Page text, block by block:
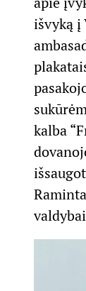
išvyką į
kalba